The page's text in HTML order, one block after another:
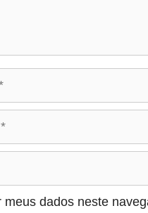
meus dados neste